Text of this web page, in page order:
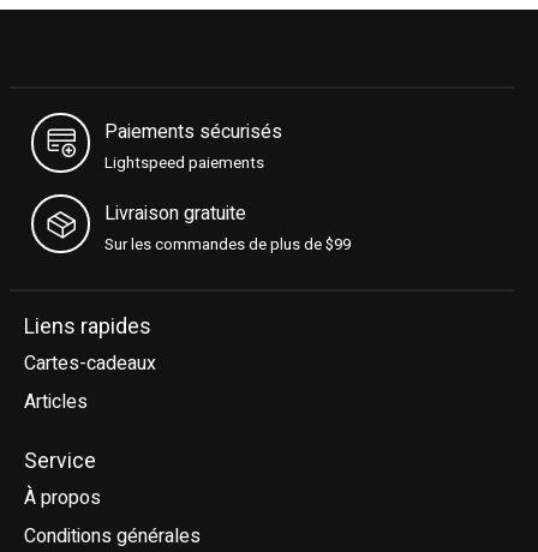
Paiements sécurisés
Lightspeed paiements
Livraison gratuite
Sur les commandes de plus de $99
Liens rapides
Cartes-cadeaux
Articles
Service
À propos
Conditions générales